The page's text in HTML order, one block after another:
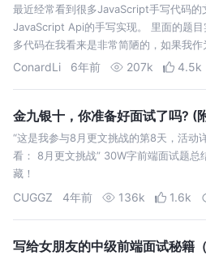
最近经常看到很多JavaScript手写代码的
JavaScript Api的手写实现。 里面的题
多代码在我看来是非常简陋的，如果我
我心里是不会合格的，本篇文章我拿最简
ConardLi 6年前 207k 4.5k
金九银十，你准备好面试了吗? (
“这是我参与8月更文挑战的第8天，活动
看： 8月更文挑战” 30W字前端面试题总
藏！
CUGGZ 4年前 136k 1.6k
写给女朋友的中级前端面试秘籍